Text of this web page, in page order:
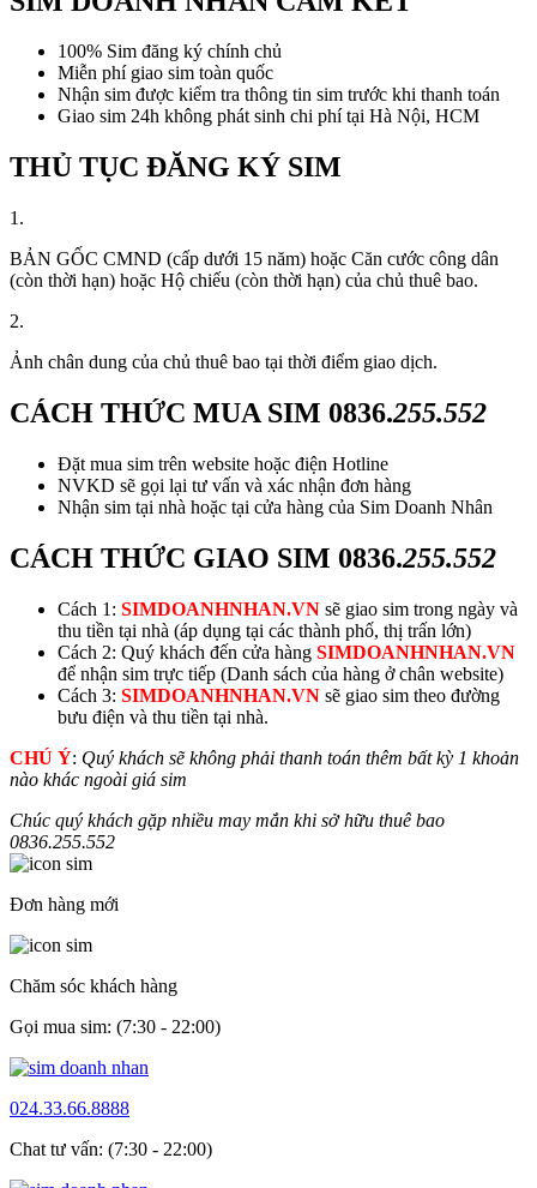
100% Sim đăng ký chính chủ
Miễn phí giao sim toàn quốc
Nhận sim được kiểm tra thông tin sim trước khi thanh toán
Giao sim 24h không phát sinh chi phí tại Hà Nội, HCM
THỦ TỤC ĐĂNG KÝ SIM
1.
BẢN GỐC CMND (cấp dưới 15 năm) hoặc Căn cước công dân
(còn thời hạn) hoặc Hộ chiếu (còn thời hạn) của chủ thuê bao.
2.
Ảnh chân dung của chủ thuê bao tại thời điểm giao dịch.
CÁCH THỨC MUA SIM 0836.255.552
Đặt mua sim trên website hoặc điện Hotline
NVKD sẽ gọi lại tư vấn và xác nhận đơn hàng
Nhận sim tại nhà hoặc tại cửa hàng của Sim Doanh Nhân
CÁCH THỨC GIAO SIM 0836.255.552
Cách 1: SIMDOANHNHAN.VN sẽ giao sim trong ngày và
thu tiền tại nhà (áp dụng tại các thành phố, thị trấn lớn)
Cách 2: Quý khách đến cửa hàng SIMDOANHNHAN.VN
để nhận sim trực tiếp (Danh sách của hàng ở chân website)
Cách 3: SIMDOANHNHAN.VN sẽ giao sim theo đường
bưu điện và thu tiền tại nhà.
CHÚ Ý: Quý khách sẽ không phải thanh toán thêm bất kỳ 1 khoản
nào khác ngoài giá sim
Chúc quý khách gặp nhiều may mắn khi sở hữu thuê bao
0836.255.552
Đơn hàng mới
Chăm sóc khách hàng
Gọi mua sim: (7:30 - 22:00)
024.33.66.8888
Chat tư vấn: (7:30 - 22:00)